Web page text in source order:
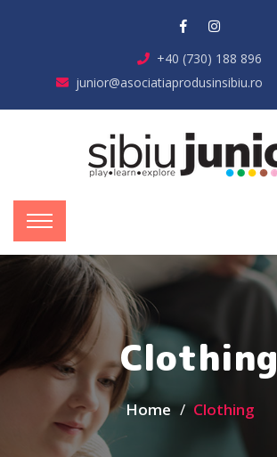
+40 (730) 188 896
junior@asociatiaprodusinsibiu.ro
Clothing
Home Clothing